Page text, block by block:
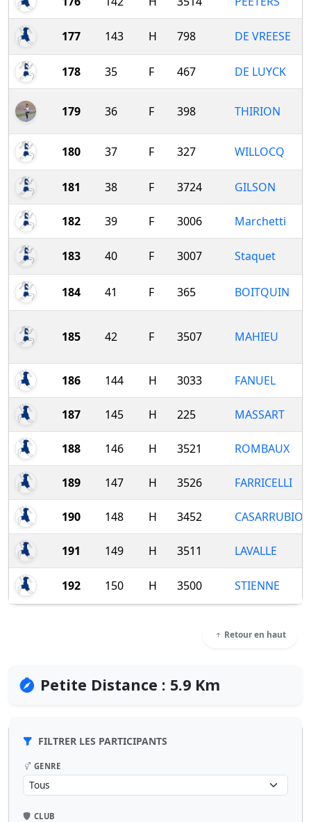
177 143 H 798 DE VREESE
178 35 F 467 DE LUYCK
179 36 F 398 THIRION
180 37 F 327 WILLOCQ
181 38 F 3724 GILSON
182 39 F 3006 Marchetti
183 40 F 3007 Staquet
184 41 F 365 BOITQUIN
185 42 F 3507 MAHIEU
186 144 H 3033 FANUEL
187 145 H 225 MASSART
188 146 H 3521 ROMBAUX
189 147 H 3526 FARRICELLI
190 148 H 3452 CASARRUBIOS
191 149 H 3511 LAVALLE
192 150 H 3500 STIENNE
Retour en haut
Petite Distance : 5.9 Km
FILTRER LES PARTICIPANTS
GENRE
CLUB